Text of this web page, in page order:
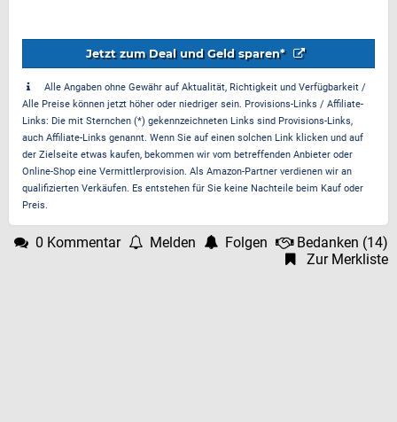
Jetzt zum Deal und Geld sparen*
Alle Angaben ohne Gewähr auf Aktualität, Richtigkeit und Verfügbarkeit /
Alle Preise können jetzt höher oder niedriger sein. Provisions-Links / Affiliate-
Links: Die mit Sternchen (*) gekennzeichneten Links sind Provisions-Links,
auch Affiliate-Links genannt. Wenn Sie auf einen solchen Link klicken und auf
der Zielseite etwas kaufen, bekommen wir vom betreffenden Anbieter oder
Online-Shop eine Vermittlerprovision. Als Amazon-Partner verdienen wir an
qualifizierten Verkäufen. Es entstehen für Sie keine Nachteile beim Kauf oder
Preis.
0 Kommentar Melden Folgen Bedanken (14)
Zur Merkliste